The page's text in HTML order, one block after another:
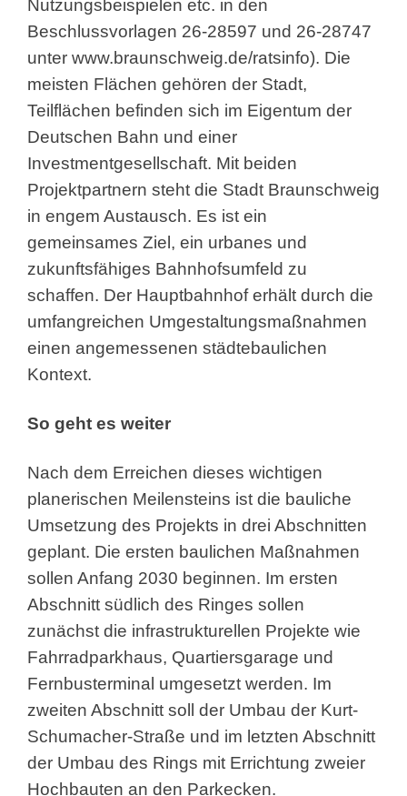
Nutzungsbeispielen etc. in den
Beschlussvorlagen 26-28597 und 26-28747
unter www.braunschweig.de/ratsinfo). Die
meisten Flächen gehören der Stadt,
Teilflächen befinden sich im Eigentum der
Deutschen Bahn und einer
Investmentgesellschaft. Mit beiden
Projektpartnern steht die Stadt Braunschweig
in engem Austausch. Es ist ein
gemeinsames Ziel, ein urbanes und
zukunftsfähiges Bahnhofsumfeld zu
schaffen. Der Hauptbahnhof erhält durch die
umfangreichen Umgestaltungsmaßnahmen
einen angemessenen städtebaulichen
Kontext.
So geht es weiter
Nach dem Erreichen dieses wichtigen
planerischen Meilensteins ist die bauliche
Umsetzung des Projekts in drei Abschnitten
geplant. Die ersten baulichen Maßnahmen
sollen Anfang 2030 beginnen. Im ersten
Abschnitt südlich des Ringes sollen
zunächst die infrastrukturellen Projekte wie
Fahrradparkhaus, Quartiersgarage und
Fernbusterminal umgesetzt werden. Im
zweiten Abschnitt soll der Umbau der Kurt-
Schumacher-Straße und im letzten Abschnitt
der Umbau des Rings mit Errichtung zweier
Hochbauten an den Parkecken.